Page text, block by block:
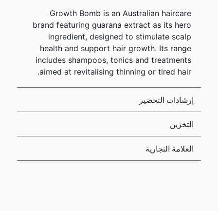
Growth Bomb is an Australian haircare
brand featuring guarana extract as its hero
ingredient, designed to stimulate scalp
health and support hair growth. Its range
includes shampoos, tonics and treatments
aimed at revitalising thinning or tired hair.
إرشادات التحضير
التخزين
العلامة التجارية